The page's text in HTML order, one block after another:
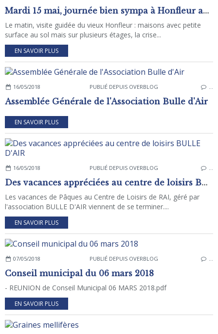
Mardi 15 mai, journée bien sympa à Honfleur avec les Rai-Baladeurs.
Le matin, visite guidée du vieux Honfleur : maisons avec petite
surface au sol mais sur plusieurs étages, la crise...
EN SAVOIR PLUS
16/05/2018 PUBLIÉ DEPUIS OVERBLOG …
Assemblée Générale de l'Association Bulle d'Air
EN SAVOIR PLUS
16/05/2018 PUBLIÉ DEPUIS OVERBLOG …
Des vacances appréciées au centre de loisirs BULLE D'AIR
Les vacances de Pâques au Centre de Loisirs de RAI, géré par
l'association BULLE D'AIR viennent de se terminer....
EN SAVOIR PLUS
07/05/2018 PUBLIÉ DEPUIS OVERBLOG …
Conseil municipal du 06 mars 2018
- REUNION de Conseil Municipal 06 MARS 2018.pdf
EN SAVOIR PLUS